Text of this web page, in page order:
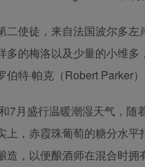
二使徒，来自法国波尔多
多的梅洛以及少量的小维
特·帕克（Robert Parker
7月盛行温暖潮湿天气，
上，赤霞珠葡萄的糖分水
造，以便酿酒师在混合时